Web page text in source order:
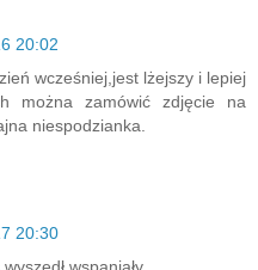
20:02
wcześniej,jest lżejszy i lepiej
można zamówić zdjęcie na
niespodzianka.
20:30